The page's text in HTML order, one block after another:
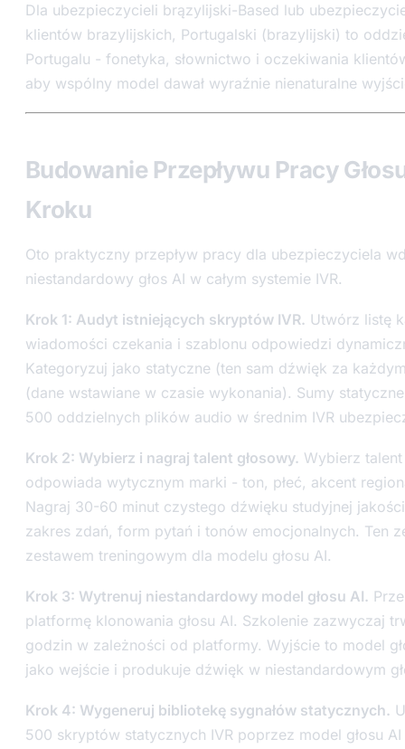
Dla ubezpieczycieli brązylijski-Based lub
klientów brazylijskich, Portugalski (brazylijski) to
Portugalu - fonetyka, słownictwo i oczekiwania
aby wspólny model dawał wyraźnie nienaturalne
Budowanie Przepływu Pracy
Kroku
Oto praktyczny przepływ pracy dla ubezpieczyciela
niestandardowy głos AI w całym systemie IVR.
Krok 1: Audyt istniejących skryptów IVR. Utwórz listę
wiadomości czekania i szablonu odpowiedzi
Kategoryzuj jako statyczne (ten sam dźwięk za
(dane wstawiane w czasie wykonania). Sumy
500 oddzielnych plików audio w średnim IVR
Krok 2: Wybierz i nagraj talent głosowy. Wybierz
odpowiada wytycznym marki - ton, płeć, akcent
Nagraj 30-60 minut czystego dźwięku studyjnej
zakres zdań, form pytań i tonów emocjonalnych. Ten
zestawem treningowym dla modelu głosu AI.
Krok 3: Wytrenuj niestandardowy model głosu AI.
platformę klonowania głosu AI. Szkolenie zazwyczaj
godzin w zależności od platformy. Wyjście to model
jako wejście i produkuje dźwięk w niestandardowym
Krok 4: Wygeneruj bibliotekę sygnałów statycznych.
500 skryptów statycznych IVR poprzez model głosu